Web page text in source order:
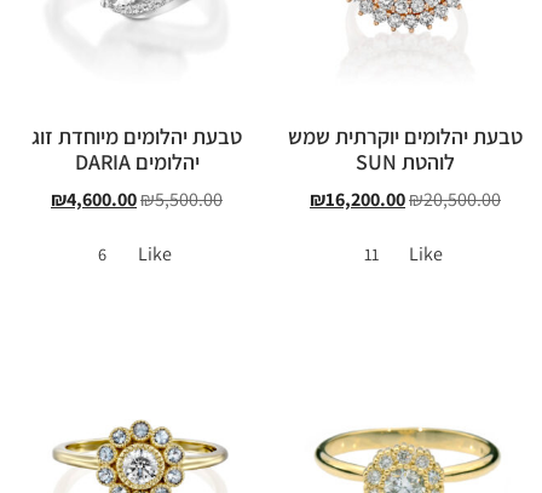
טבעת יהלומים יוקרתית שמש
לוהטת SUN
₪20,500.00
₪16,200.00
Like
11
טבעת יהלומים מיוחדת זוג
יהלומים DARIA
₪5,500.00
₪4,600.00
Like
6